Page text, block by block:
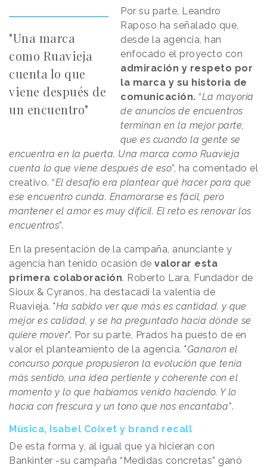
"Una marca
como Ruavieja
cuenta lo que
viene después de
un encuentro"
Por su parte, Leandro
Raposo ha señalado que,
desde la agencia, han
enfocado el proyecto con
admiración y respeto por
la marca y su historia de
comunicación. “La mayoría
de anuncios de encuentros
terminan en la mejor parte,
que es cuando la gente se
encuentra en la puerta. Una marca como Ruavieja
cuenta lo que viene después de eso”, ha comentado el
creativo. “El desafío era plantear qué hacer para que
ese encuentro cunda. Enamorarse es fácil, pero
mantener el amor es muy difícil. El reto es renovar los
encuentros”.
En la presentación de la campaña, anunciante y
agencia han tenido ocasión de valorar esta
primera colaboración. Roberto Lara, Fundador de
Sioux & Cyranos, ha destacadi la valentía de
Ruavieja. "Ha sabido ver que más es cantidad, y que
mejor es calidad, y se ha preguntado hacia dónde se
quiere mover". Por su parte, Prados ha puesto de en
valor el planteamiento de la agencia. "Ganaron el
concurso porque propusieron la evolución que tenía
más sentido, una idea pertiente y coherente con el
momento y lo que habíamos venido haciendo. Y lo
hacía con frescura y un tono que nos encantaba".
Música, Isabel Coixet y brand recall
De esta forma y, al igual que ya hicieran con
Bankinter -su campaña “Medidas concretas” ganó